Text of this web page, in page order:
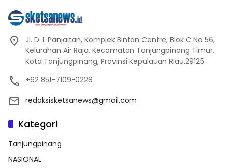
Jl. D. I. Panjaitan, Komplek Bintan Centre, Blok C No 56,
Kelurahan Air Raja, Kecamatan Tanjungpinang Timur,
Kota Tanjungpinang, Provinsi Kepulauan Riau.29125.
+62 851-7109-0228
redaksisketsanews@gmail.com
Kategori
Tanjungpinang
NASIONAL